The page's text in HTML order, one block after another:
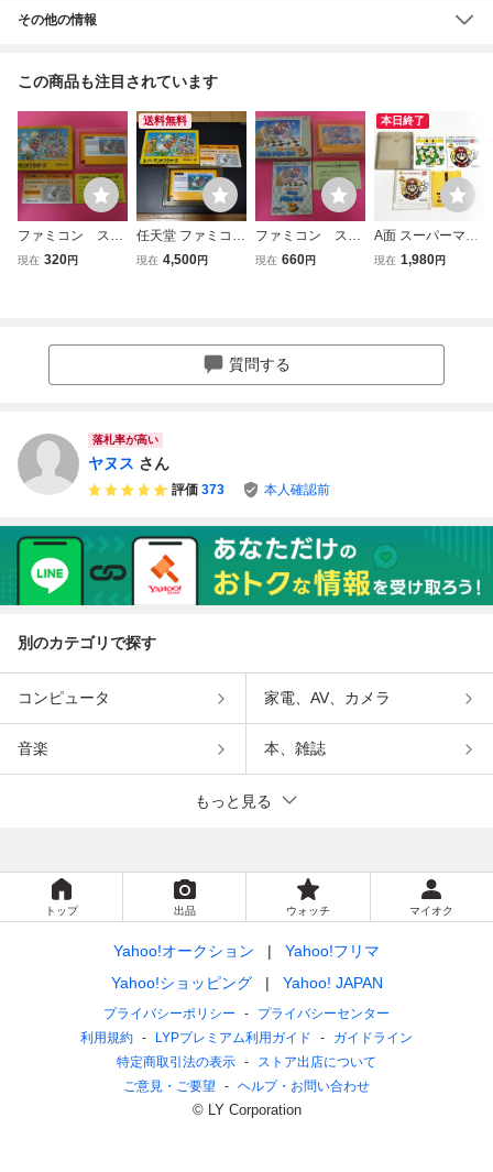
その他の情報
この商品も注目されています
ファミコン スー
パーマリオブラザ
現在 320円
送料無料
任天堂 ファミコン
スーパーマリオブ
現在 4,500円
ファミコン スー
パーマリオブラザ
現在 660円
本日終了
A面 スーパーマリ
オブラザーズ２ B
現在 1,980円
質問する
落札率が高い
ヤヌス さん
評価 373 本人確認前
別のカテゴリで探す
コンピュータ 家電、AV、カメラ
音楽 本、雑誌
もっと見る
トップ 出品 ウォッチ マイオク
Yahoo!オークション
Yahoo!フリマ
Yahoo!ショッピング
Yahoo! JAPAN
プライバシーポリシー
プライバシーセンター
利用規約
LYPプレミアム利用ガイド
ガイドライン
特定商取引法の表示
ストア出店について
ご意見・ご要望
ヘルプ・お問い合わせ
© LY Corporation